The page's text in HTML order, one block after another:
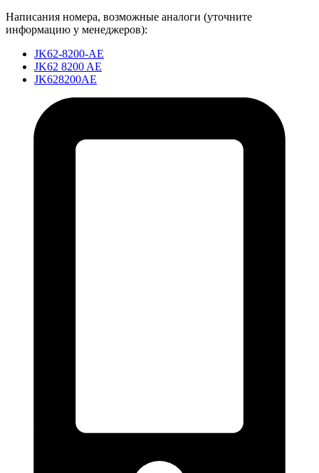
Написания номера, возможные аналоги (уточните
информацию у менеджеров):
JK62-8200-AE
JK62 8200 AE
JK628200AE